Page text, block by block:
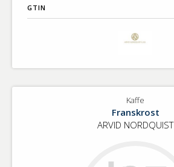
GTIN
Kaffe
Franskrost
ARVID NORDQUIST